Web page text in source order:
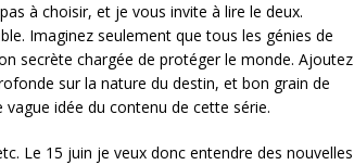
à choisir, et je vous invite à lire le deux.
Imaginez seulement que tous les génies de
secrète chargée de protéger le monde. Ajoutez
sur la nature du destin, et bon grain de
idée du contenu de cette série.
Le 15 juin je veux donc entendre des nouvelles